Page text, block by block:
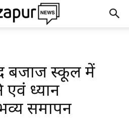
बजाज स्कूल में
एवं ध्यान
समापन